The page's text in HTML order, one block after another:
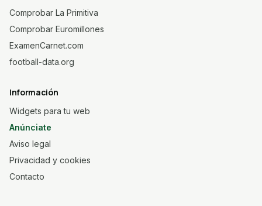
Comprobar La Primitiva
Comprobar Euromillones
ExamenCarnet.com
football-data.org
Información
Widgets para tu web
Anúnciate
Aviso legal
Privacidad y cookies
Contacto